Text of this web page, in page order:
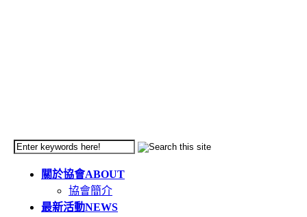
關於協會ABOUT
協會簡介
最新活動NEWS